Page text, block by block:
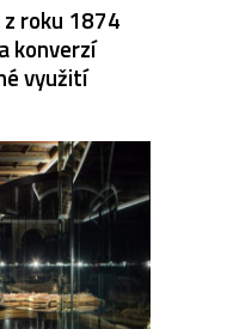
roku 1874
konverzí
využití